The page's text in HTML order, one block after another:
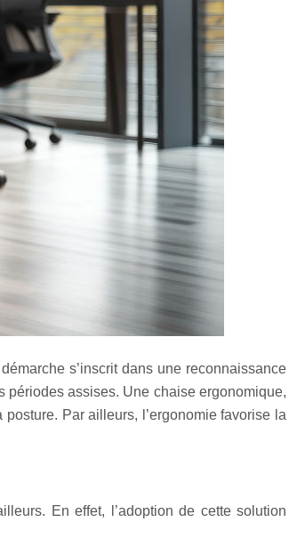
s’inscrit dans une reconnaissance
périodes assises. Une chaise ergonomique,
Par ailleurs, l’ergonomie favorise la
En effet, l’adoption de cette solution